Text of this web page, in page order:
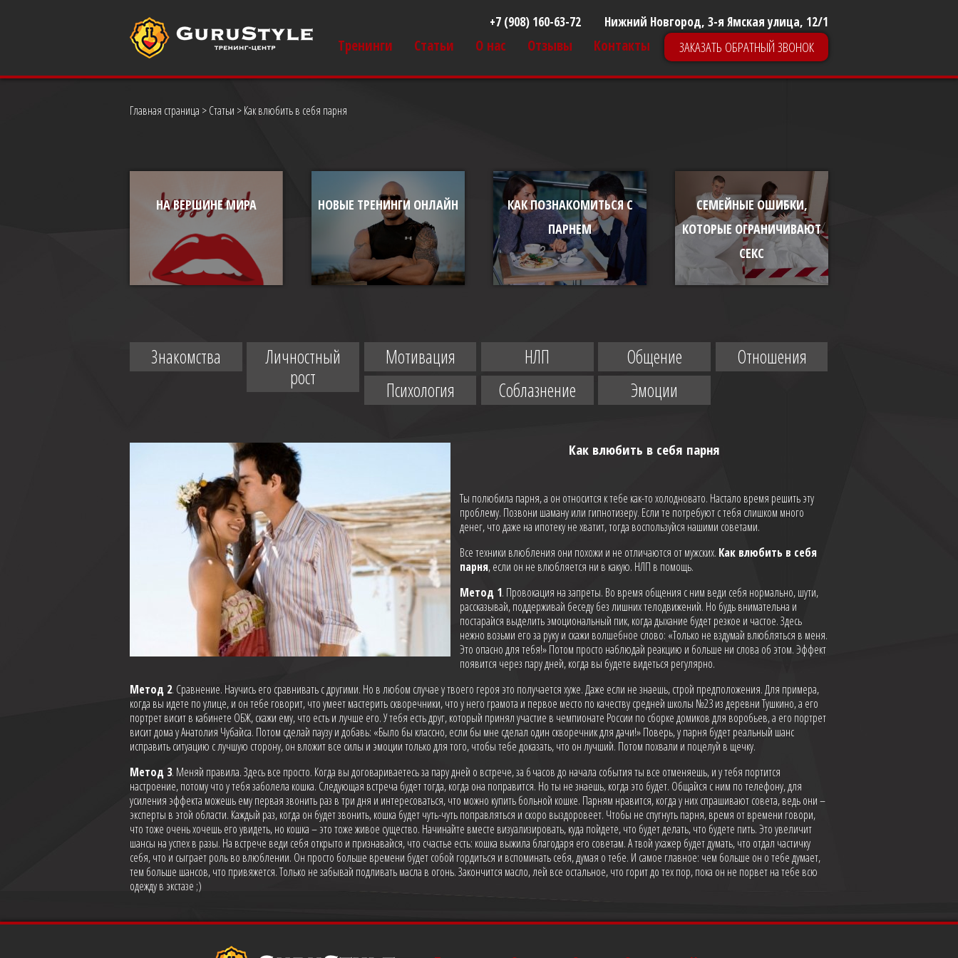
+7 (908) 160-63-72 Нижний Новгород, 3-я Ямская улица, 12/1
Тренинги Статьи О нас Отзывы Контакты ЗАКАЗАТЬ ОБРАТНЫЙ ЗВОНОК
Главная страница >Статьи > Как влюбить в себя парня
НА ВЕРШИНЕ МИРА НОВЫЕ ТРЕНИНГИ ОНЛАЙН
КАК ПОЗНАКОМИТЬСЯ С
ПАРНЕМ
СЕМЕЙНЫЕ ОШИБКИ,
КОТОРЫЕ ОГРАНИЧИВАЮТ
СЕКС
Знакомства
Личностный
рост
Мотивация НЛП Общение
Отношения
Психология
Соблазнение Эмоции
Как влюбить в себя парня
Ты полюбила парня, а он относится к тебе как-то холодновато. Настало время решить эту
проблему. Позвони шаману или гипнотизеру. Если те потребуют с тебя слишком много
денег, что даже на ипотеку не хватит, тогда воспользуйся нашими советами.
Все техники влюбления они похожи и не отличаются от мужских. Как влюбить в себя
парня, если он не влюбляется ни в какую. НЛП в помощь.
Метод 1. Провокация на запреты. Во время общения с ним веди себя нормально, шути,
рассказывай, поддерживай беседу без лишних телодвижений. Но будь внимательна и
постарайся выделить эмоциональный пик, когда дыхание будет резкое и частое. Здесь
нежно возьми его за руку и скажи волшебное слово: «Только не вздумай влюбляться в меня.
Это опасно для тебя!» Потом просто наблюдай реакцию и больше ни слова об этом. Эффект
появится через пару дней, когда вы будете видеться регулярно.
Метод 2. Сравнение. Научись его сравнивать с другими. Но в любом случае у твоего героя это получается хуже. Даже если не знаешь, строй предположения. Для примера,
когда вы идете по улице, и он тебе говорит, что умеет мастерить скворечники, что у него грамота и первое место по качеству средней школы №23 из деревни Тушкино, а его
портрет висит в кабинете ОБЖ, скажи ему, что есть и лучше его. У тебя есть друг, который принял участие в чемпионате России по сборке домиков для воробьев, а его портрет
висит дома у Анатолия Чубайса. Потом сделай паузу и добавь: «Было бы классно, если бы мне сделал один скворечник для дачи!» Поверь, у парня будет реальный шанс
исправить ситуацию с лучшую сторону, он вложит все силы и эмоции только для того, чтобы тебе доказать, что он лучший. Потом похвали и поцелуй в щечку.
Метод 3. Меняй правила. Здесь все просто. Когда вы договариваетесь за пару дней о встрече, за 6 часов до начала события ты все отменяешь, и у тебя портится
настроение, потому что у тебя заболела кошка. Следующая встреча будет тогда, когда она поправится. Но ты не знаешь, когда это будет. Общайся с ним по телефону, для
усиления эффекта можешь ему первая звонить раз в три дня и интересоваться, что можно купить больной кошке. Парням нравится, когда у них спрашивают совета, ведь они –
эксперты в этой области. Каждый раз, когда он будет звонить, кошка будет чуть-чуть поправляться и скоро выздоровеет. Чтобы не спугнуть парня, время от времени говори,
что тоже очень хочешь его увидеть, но кошка – это тоже живое существо. Начинайте вместе визуализировать, куда пойдете, что будет делать, что будете пить. Это увеличит
шансы на успех в разы. На встрече веди себя открыто и признавайся, что счастье есть: кошка выжила благодаря его советам. А твой ухажер будет думать, что отдал частичку
себя, что и сыграет роль во влюблении. Он просто больше времени будет собой гордиться и вспоминать себя, думая о тебе. И самое главное: чем больше он о тебе думает,
тем больше шансов, что привяжется. Только не забывай подливать масла в огонь. Закончится масло, лей все остальное, что горит до тех пор, пока он не порвет на тебе всю
одежду в экстазе ;)